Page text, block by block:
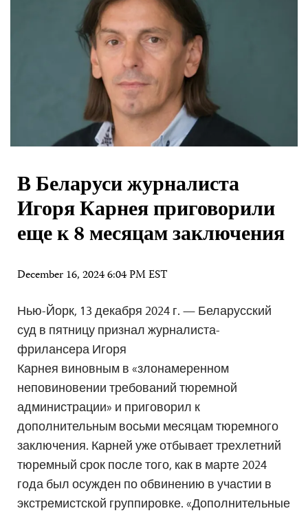
В Беларуси журналиста
Игоря Карнея приговорили
еще к 8 месяцам заключения
December 16, 2024 6:04 PM EST
Нью-Йорк, 13 декабря 2024 г. — Беларусский
суд в пятницу признал журналиста-
фрилансера Игоря
Карнея виновным в «злонамеренном
неповиновении требований тюремной
администрации» и приговорил к
дополнительным восьми месяцам тюремного
заключения. Карней уже отбывает трехлетний
тюремный срок после того, как в марте 2024
года был осужден по обвинению в участии в
экстремистской группировке. «Дополнительные